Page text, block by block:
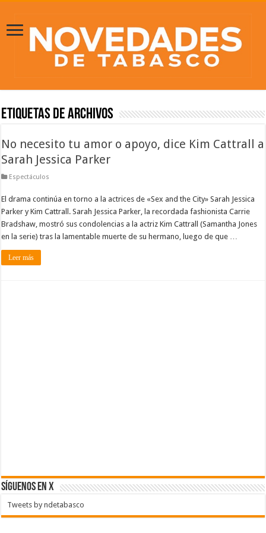
Etiquetas de Archivos
No necesito tu amor o apoyo, dice Kim Cattrall a
Sarah Jessica Parker
Espectáculos
El drama continúa en torno a la actrices de «Sex and the City» Sarah Jessica
Parker y Kim Cattrall. Sarah Jessica Parker, la recordada fashionista Carrie
Bradshaw, mostró sus condolencias a la actriz Kim Cattrall (Samantha Jones
en la serie) tras la lamentable muerte de su hermano, luego de que …
Leer más
SÍGUENOS EN X
Tweets by ndetabasco